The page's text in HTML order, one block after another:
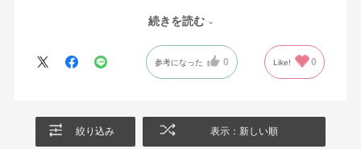
パッと顔色が明るく見えるのでお気に入りです！
続きを読む
参考になった 0 Like! 0
絞り込み 表示：新しい順